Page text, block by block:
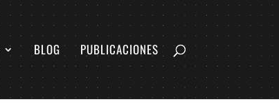
BLOG PUBLICACIONES